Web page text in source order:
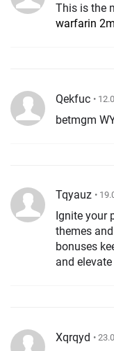
This is the
warfarin
Qekfuc •
betmgm
Tqyauz •
Ignite your
themes
bonuses
and
Xqrqyd •